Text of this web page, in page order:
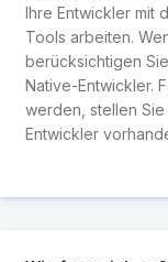
Ihre Entwickler mit
Tools arbeiten.
berücksichtigen
Native-Entwickler.
werden, stellen
Entwickler